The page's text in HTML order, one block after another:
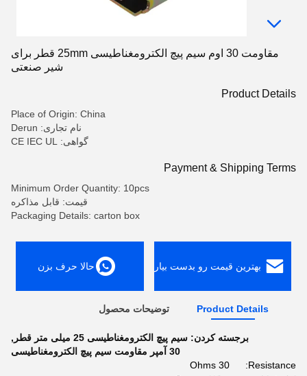
مقاومت 30 اوم سیم پیچ الکترومغناطیسی 25mm قطر برای
شیر صنعتی
Product Details
Place of Origin: China
نام تجاری: Derun
گواهی: CE IEC UL
Payment & Shipping Terms
Minimum Order Quantity: 10pcs
قیمت: قابل مذاکره
Packaging Details: carton box
بهترین قیمت رو بدست بیار حالا حرف بزن
Product Details توضیحات محصول
برجسته کردن: سیم پیچ الکترومغناطیسی 25 میلی متر قطر
,
30 آمپر مقاومت سیم پیچ الکترومغناطیسی
Resistance:
30 Ohms